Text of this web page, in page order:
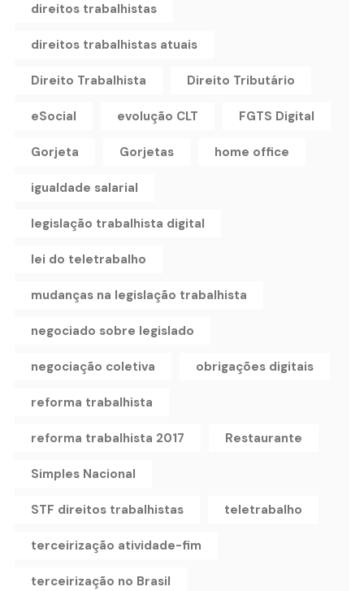
direitos trabalhistas
direitos trabalhistas atuais
Direito Trabalhista Direito Tributário
eSocial evolução CLT FGTS Digital
Gorjeta Gorjetas home office
igualdade salarial
legislação trabalhista digital
lei do teletrabalho
mudanças na legislação trabalhista
negociado sobre legislado
negociação coletiva obrigações digitais
reforma trabalhista
reforma trabalhista 2017 Restaurante
Simples Nacional
STF direitos trabalhistas teletrabalho
terceirização atividade-fim
terceirização no Brasil